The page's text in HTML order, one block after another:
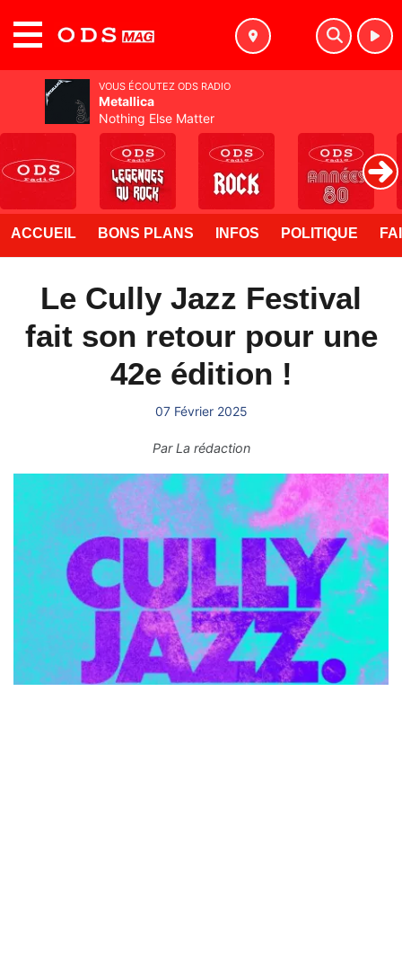
ACCUEIL BONS PLANS INFOS POLITIQUE
Le Cully Jazz Festival
fait son retour pour une
42e édition !
07 Février 2025
ParLa rédaction
VOUS ÉCOUTEZ ODS RADIO
Metallica
Nothing Else Matter